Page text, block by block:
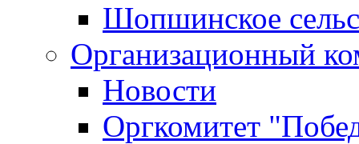
Шопшинское
Организационный
Новости
Оргкомитет